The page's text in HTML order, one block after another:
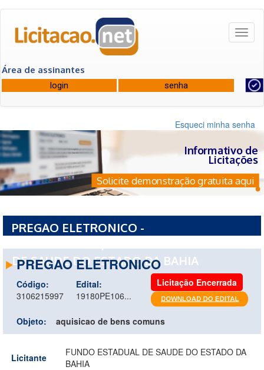
Área de assinantes
Esqueci minha senha
Informativo de
Licitações
Solicite demonstração gratuita aqui
PREGAO ELETRONICO -
DE SAUDE DO ESTADO DA BAHIA
PREGAO ELETRONICO
Código:
3106215997
Edital:
19180PE106...
Licitação Encerrada
Objeto: aquisicao de bens comuns
Licitante
FUNDO ESTADUAL DE SAUDE DO ESTADO DA
BAHIA